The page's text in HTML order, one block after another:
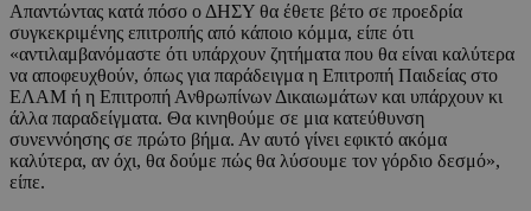
Απαντώντας κατά πόσο ο ΔΗΣΥ θα έθετε βέτο σε προεδρία
συγκεκριμένης επιτροπής από κάποιο κόμμα, είπε ότι
«αντιλαμβανόμαστε ότι υπάρχουν ζητήματα που θα είναι καλύτερα
να αποφευχθούν, όπως για παράδειγμα η Επιτροπή Παιδείας στο
ΕΛΑΜ ή η Επιτροπή Ανθρωπίνων Δικαιωμάτων και υπάρχουν κι
άλλα παραδείγματα. Θα κινηθούμε σε μια κατεύθυνση
συνεννόησης σε πρώτο βήμα. Αν αυτό γίνει εφικτό ακόμα
καλύτερα, αν όχι, θα δούμε πώς θα λύσουμε τον γόρδιο δεσμό»,
είπε.